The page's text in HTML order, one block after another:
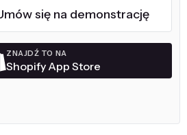
się na demonstrację
ZNAJDŹ TO NA
Shopify App Store